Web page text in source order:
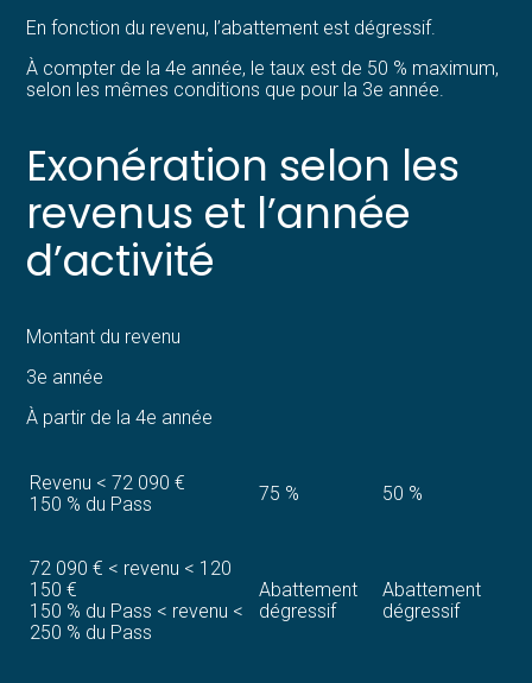
En fonction du revenu, l’abattement est dégressif.
À compter de la 4e année, le taux est de 50 % maximum,
selon les mêmes conditions que pour la 3e année.
Exonération selon les
revenus et l’année
d’activité
Montant du revenu
3e année
À partir de la 4e année
Revenu < 72 090 €
150 % du Pass
75 % 50 %
72 090 € < revenu < 120
150 €
150 % du Pass < revenu <
250 % du Pass
Abattement
dégressif
Abattement
dégressif